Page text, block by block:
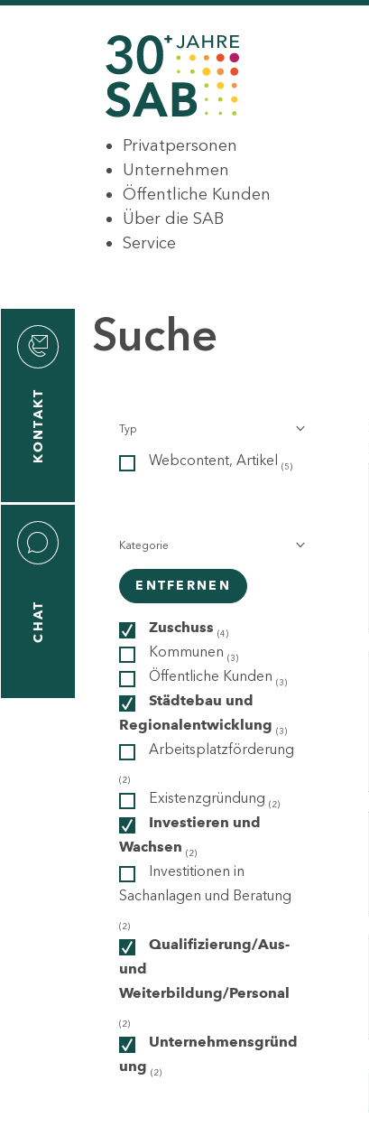
Privatpersonen
Unternehmen
Öffentliche Kunden
Über die SAB
Service
KONTAKT
CHAT
Suche
Typ
Webcontent, Artikel (5)
Kategorie
ENTFERNEN
Zuschuss (4)
Kommunen (3)
Öffentliche Kunden (3)
Städtebau und
Regionalentwicklung (3)
Arbeitsplatzförderung
(2)
Existenzgründung (2)
Investieren und
Wachsen (2)
Investitionen in
Sachanlagen und Beratung
(2)
Qualifizierung/Aus-
und
Weiterbildung/Personal
(2)
Unternehmensgründ
ung (2)